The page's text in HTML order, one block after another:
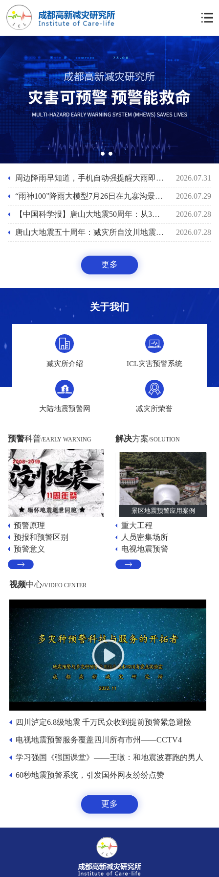
12 周边降雨早知道，手机自动强提醒大雨即将来袭功能上线，“雨神100”降雨大模型助力基层防灾人员的应急准备 2026.07.31
“雨神100”降雨大模型7月26日在九寨沟景区泥石流前2小时预报其最大小时雨强29mm/小时 2026.07.29
【中国科学报】唐山大地震50周年：从3小时速报到61秒预警 2026.07.28
唐山大地震五十周年：减灾所自汶川地震后十八年助力国家预警能力之路 2026.07.28
更多
关于我们
减灾所介绍 ICL灾害预警系统
大陆地震预警网 减灾所荣誉
预警科普/EARLY WARNING
预警原理
预报和预警区别
预警意义
解决方案/SOLUTION
景区地震预警应用案例
重大工程
人员密集场所
电视地震预警
视频中心/VIDEO CENTER
四川泸定6.8级地震 千万民众收到提前预警紧急避险
电视地震预警服务覆盖四川所有市州——CCTV4
学习强国《强国课堂》——王暾：和地震波赛跑的男人
60秒地震预警系统，引发国外网友纷纷点赞
更多